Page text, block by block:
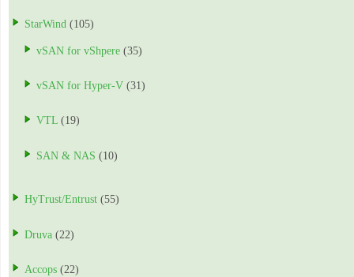
StarWind (105)
vSAN for vShpere (35)
vSAN for Hyper-V (31)
VTL (19)
SAN & NAS (10)
HyTrust/Entrust (55)
Druva (22)
Accops (22)